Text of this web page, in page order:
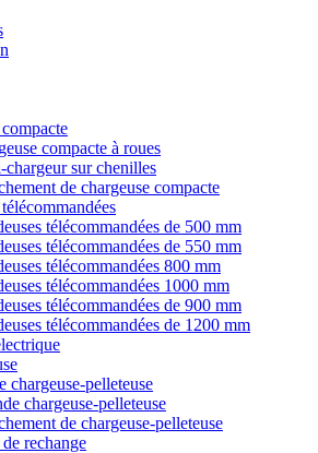
compacte à roues
sur chenilles
de chargeuse compacte
télécommandées de 500 mm
télécommandées de 550 mm
télécommandées 800 mm
télécommandées 1000 mm
télécommandées de 900 mm
télécommandées de 1200 mm
chargeuse-pelleteuse
chargeuse-pelleteuse
de chargeuse-pelleteuse
rechange